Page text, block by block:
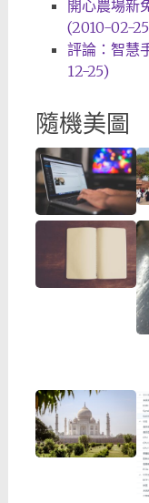
開心農場新
(2010-02-
評論：智慧
12-25)
隨機美圖